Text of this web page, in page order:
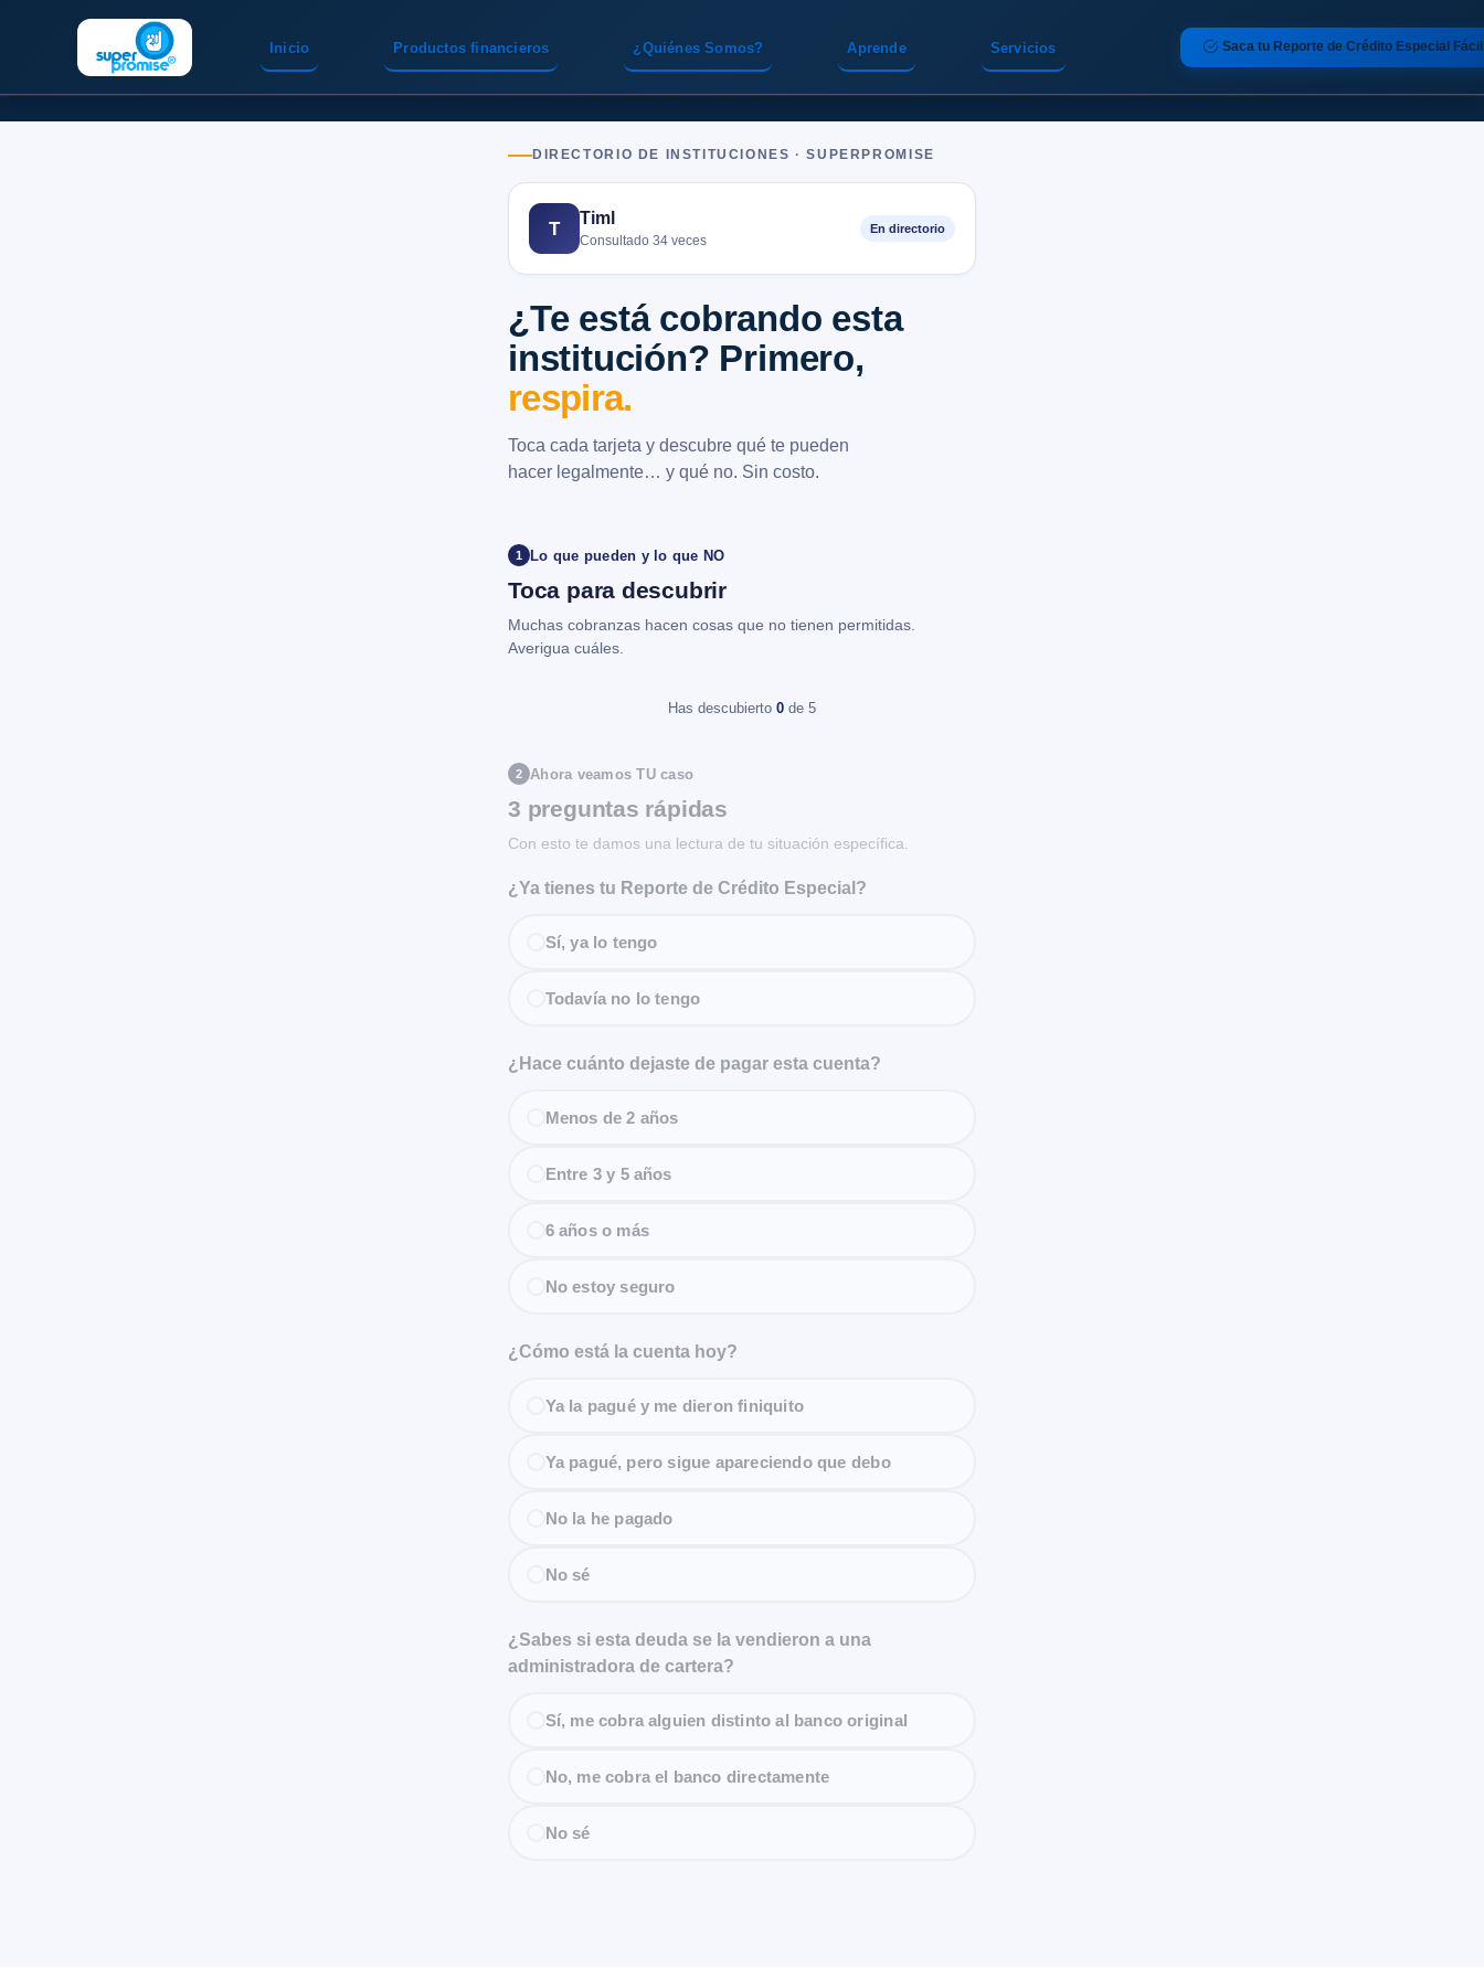
Inicio Servicios
Productos financieros ¿Quiénes Somos? Aprende Saca tu Reporte de Crédito Especial Fácil
DIRECTORIO DE INSTITUCIONES · SUPERPROMISE
T
Timl
Consultado 34 veces
En directorio
¿Te está cobrando esta
institución? Primero,
respira.
Toca cada tarjeta y descubre qué te pueden
hacer legalmente… y qué no. Sin costo.
1 Lo que pueden y lo que NO
Toca para descubrir
Muchas cobranzas hacen cosas que no tienen permitidas.
Averigua cuáles.
Has descubierto 0 de 5
2 Ahora veamos TU caso
3 preguntas rápidas
Con esto te damos una lectura de tu situación específica.
¿Ya tienes tu Reporte de Crédito Especial?
Sí, ya lo tengo
Todavía no lo tengo
¿Hace cuánto dejaste de pagar esta cuenta?
Menos de 2 años
Entre 3 y 5 años
6 años o más
No estoy seguro
¿Cómo está la cuenta hoy?
Ya la pagué y me dieron finiquito
Ya pagué, pero sigue apareciendo que debo
No la he pagado
No sé
¿Sabes si esta deuda se la vendieron a una
administradora de cartera?
Sí, me cobra alguien distinto al banco original
No, me cobra el banco directamente
No sé